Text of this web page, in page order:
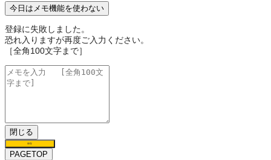
今日はメモ機能を使わない
登録に失敗しました。
恐れ入りますが再度ご入力ください。
［全角100文字まで］
閉じる
保存
PAGETOP